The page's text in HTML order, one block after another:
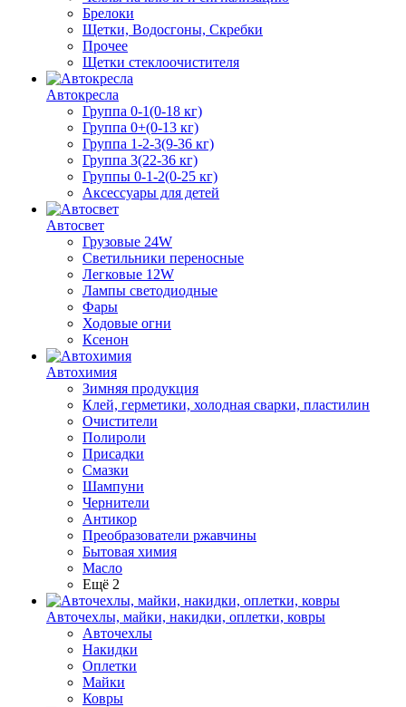
Брелоки
Щетки, Водосгоны, Скребки
Прочее
Щетки стеклоочистителя
Автокресла
Группа 0-1(0-18 кг)
Группа 0+(0-13 кг)
Группа 1-2-3(9-36 кг)
Группа 3(22-36 кг)
Группы 0-1-2(0-25 кг)
Аксессуары для детей
Автосвет
Грузовые 24W
Светильники переносные
Легковые 12W
Лампы светодиодные
Фары
Ходовые огни
Ксенон
Автохимия
Зимняя продукция
Клей, герметики, холодная сварки, пластилин
Очистители
Полироли
Присадки
Смазки
Шампуни
Чернители
Антикор
Преобразователи ржавчины
Бытовая химия
Масло
Ещё 2
Авточехлы, майки, накидки, оплетки, ковры
Авточехлы
Накидки
Оплетки
Майки
Ковры